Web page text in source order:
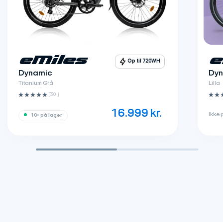
eMiles
Dynamic
Titanium Grå
Op til 720WH
16.999 kr.
(30 ‌)
10+ på lager
Lilla
Ikke